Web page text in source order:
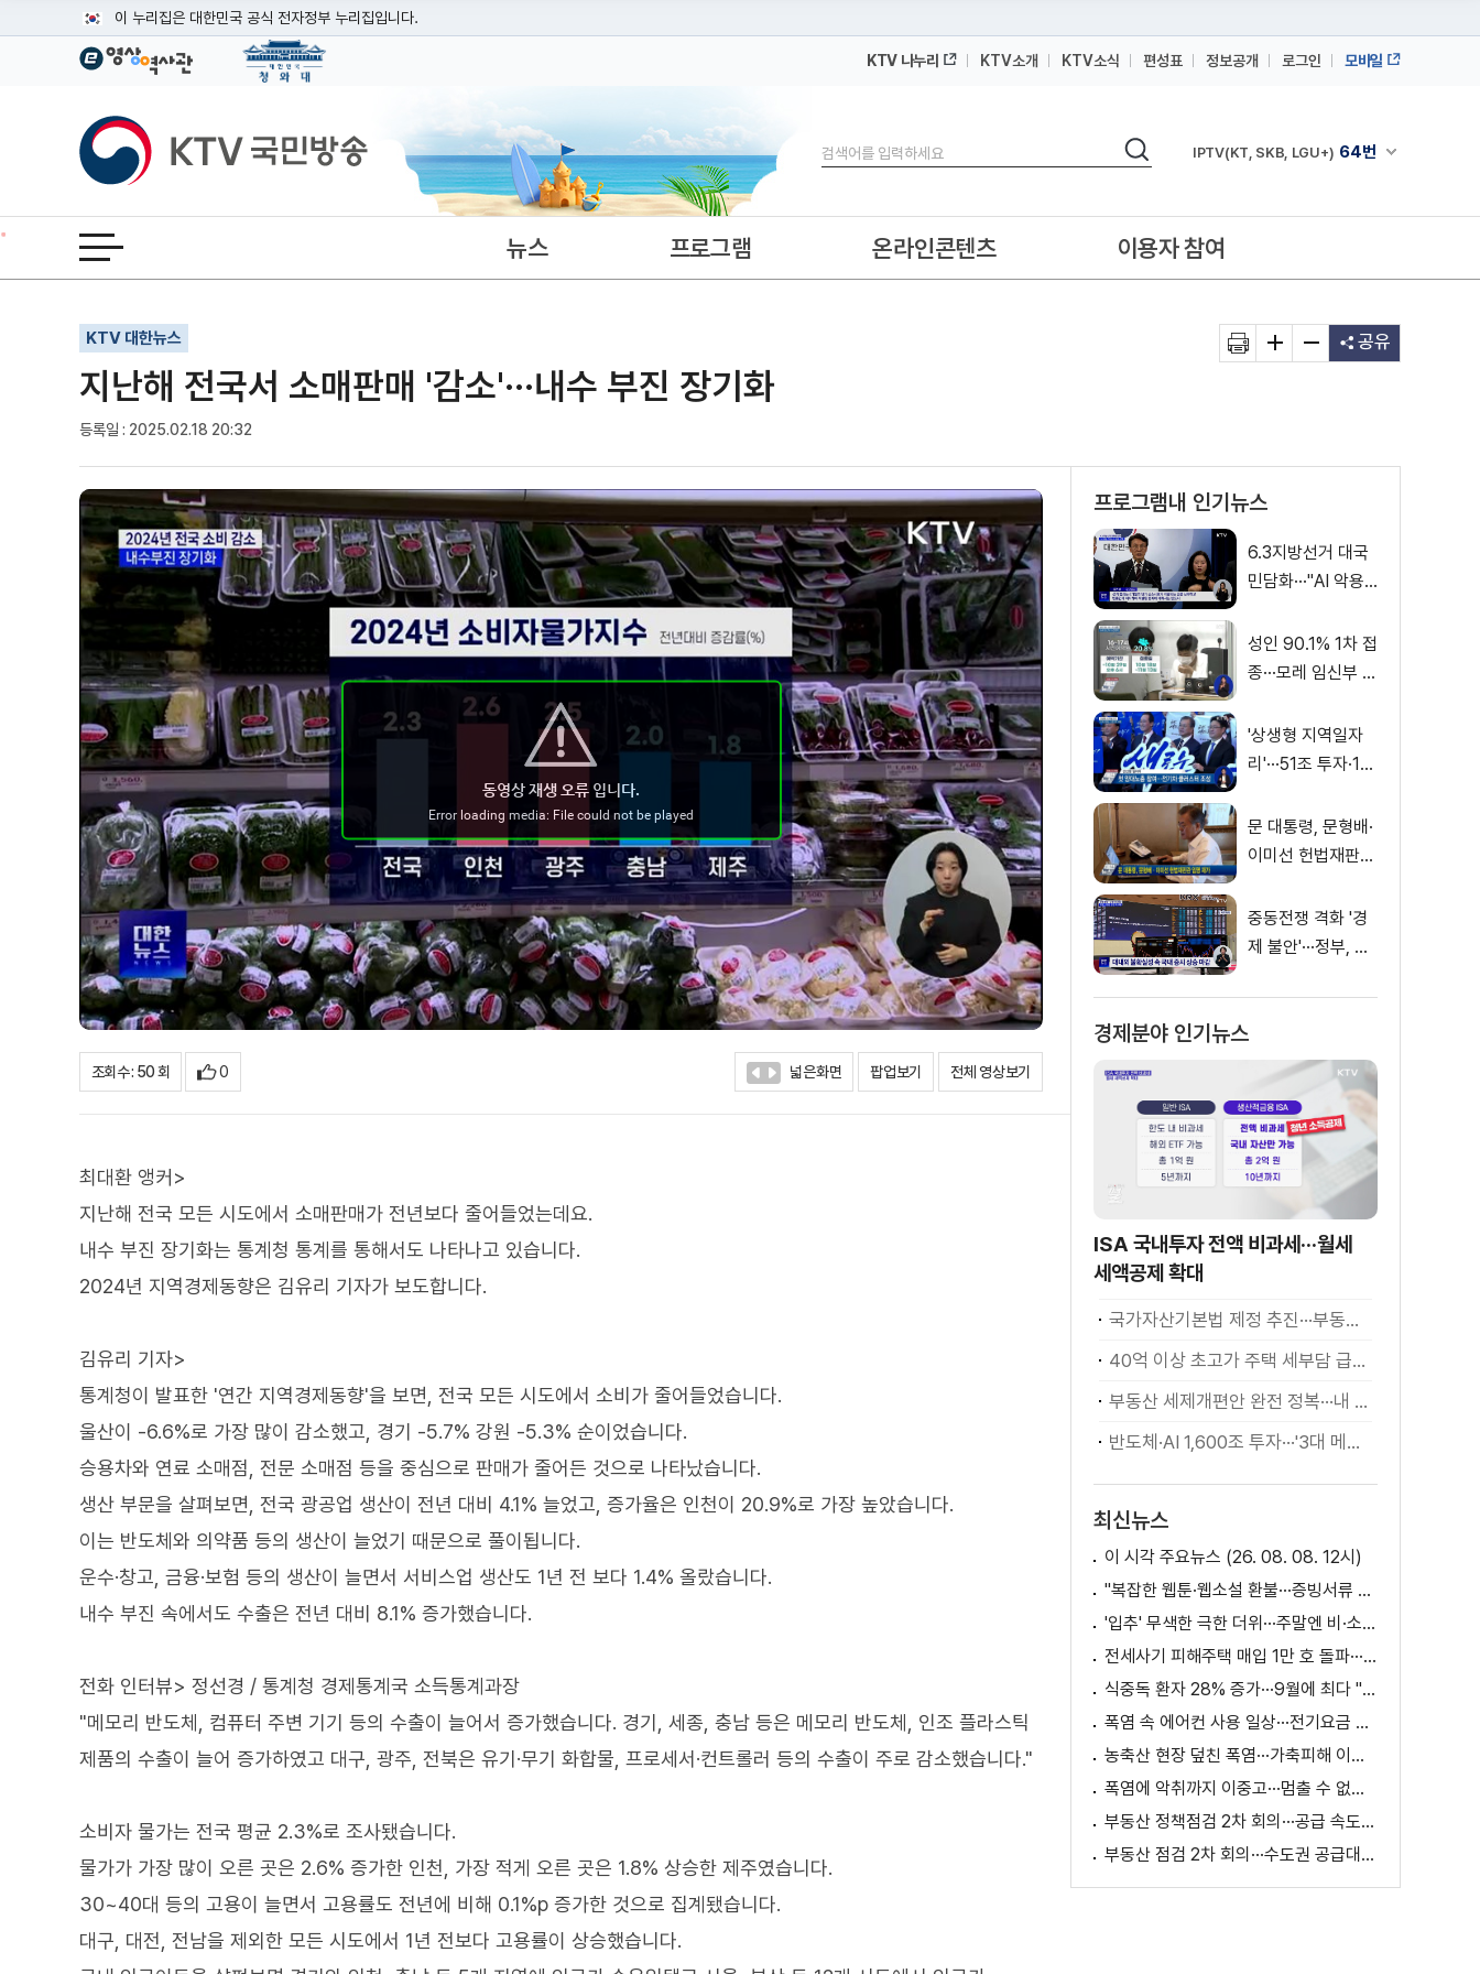
이 누리집은 대한민국 공식 전자정부 누리집입니다.
공식 누리집 주소 확인하기
이밖에 or.kr 또는 .kr등 다른 도메인 주소를 사용하고 있다면 아래 URL에서 도메인 주소를 확인해 보세요
운영중인 공식 누리집보기
KTV 나누리 KTV소개 KTV소식 편성표 정보공개 로그인 모바일
KTV국민방송
검색
검색 채널안내 펼쳐
IPTV(KT, SKB, LGU+) 64번
IPTV(KT, SKB, LGU+)
전체메뉴 열기 뉴스 프로그램 온라인콘텐츠 이용자 참여
KTV 대한뉴스
지난해 전국서 소매판매 '감소'···내수 부진 장기화
등록일 : 2025.02.18 20:32
기사인쇄
글자확대
글자축소 공유
조회수 : 50 회 0 넓은화면 팝업보기 전체 영상보기
최대환 앵커>
지난해 전국 모든 시도에서 소매판매가 전년보다 줄어들었는데요.
내수 부진 장기화는 통계청 통계를 통해서도 나타나고 있습니다.
2024년 지역경제동향은 김유리 기자가 보도합니다.
김유리 기자>
통계청이 발표한 '연간 지역경제동향'을 보면, 전국 모든 시도에서 소비가 줄어들었습니다.
울산이 -6.6%로 가장 많이 감소했고, 경기 -5.7% 강원 -5.3% 순이었습니다.
승용차와 연료 소매점, 전문 소매점 등을 중심으로 판매가 줄어든 것으로 나타났습니다.
생산 부문을 살펴보면, 전국 광공업 생산이 전년 대비 4.1% 늘었고, 증가율은 인천이 20.9%로 가장 높았습니다.
이는 반도체와 의약품 등의 생산이 늘었기 때문으로 풀이됩니다.
운수·창고, 금융·보험 등의 생산이 늘면서 서비스업 생산도 1년 전 보다 1.4% 올랐습니다.
내수 부진 속에서도 수출은 전년 대비 8.1% 증가했습니다.
전화 인터뷰> 정선경 / 통계청 경제통계국 소득통계과장
"메모리 반도체, 컴퓨터 주변 기기 등의 수출이 늘어서 증가했습니다. 경기, 세종, 충남 등은 메모리 반도체, 인조 플라스틱
제품의 수출이 늘어 증가하였고 대구, 광주, 전북은 유기·무기 화합물, 프로세서·컨트롤러 등의 수출이 주로 감소했습니다."
소비자 물가는 전국 평균 2.3%로 조사됐습니다.
물가가 가장 많이 오른 곳은 2.6% 증가한 인천, 가장 적게 오른 곳은 1.8% 상승한 제주였습니다.
30~40대 등의 고용이 늘면서 고용률도 전년에 비해 0.1%p 증가한 것으로 집계됐습니다.
대구, 대전, 전남을 제외한 모든 시도에서 1년 전보다 고용률이 상승했습니다.
프로그램내 인기뉴스
6.3지방선거 대국
민담화···"AI 악용
성인 90.1% 1차 접
종···모레 임신부 사
'상생형 지역일자
리'···51조 투자·13
문 대통령, 문형배·
이미선 헌법재판관
중동전쟁 격화 '경
제 불안'···정부, 금
소화
경제분야 인기뉴스
ISA 국내투자 전액 비과세···월세
세액공제 확대
국가자산기본법 제정 추진···부동산·주식 등 통합 관리
40억 이상 초고가 주택 세부담 급증···실수요자 보호 강화
부동산 세제개편안 완전 정복···내 세금 어떻게 달라지나? [K-정책 사용법]
반도체·AI 1,600조 투자···'3대 메가프로젝트' 속도
최신뉴스
이 시각 주요뉴스 (26. 08. 08. 12시)
"복잡한 웹툰·웹소설 환불···증빙서류 요구까지"
'입추' 무색한 극한 더위···주말엔 비·소나기
전세사기 피해주택 매입 1만 호 돌파···피해 지원 속도
식중독 환자 28% 증가···9월에 최다 "입추 방심 금물"
폭염 속 에어컨 사용 일상···전기요금 줄이려면?
농축산 현장 덮친 폭염···가축피해 이틀 새 28만 마리↑
폭염에 악취까지 이중고···멈출 수 없는 필수노동
부동산 정책점검 2차 회의···공급 속도전 본격화하나
부동산 점검 2차 회의···수도권 공급대책 논의